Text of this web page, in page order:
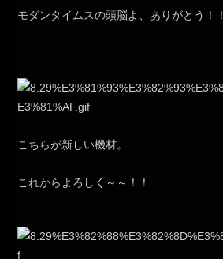
モダンタイムスの頭脳よ、ありがとう！！
こちらが新しい機材。
これからよろしく～～！！